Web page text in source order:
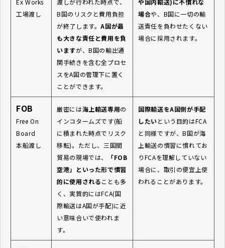
工場渡し
B国のリスクと費用負担
が終了します。A国が最
も大きな責任と費用を負
いますが、B国の輸出通
関手続きを含む全プロセ
スをA国の管理下に置く
ことができます。
場合や、B国に一切の輸
送責任を負わせたくない
場合に採用されます。
FOB
Free On
Board
本船渡し
厳密には海上輸送専用の
インコタームズです(船
に積まれた時点でリスク
移転)。ただし、三国間
貿易の現場では、
「FOB
空港」といった形で慣習
的に使用されることも多
く、実質的にはFCA(国
際輸送はA国が手配)に近
い意味合いで使われま
す。
国際輸送をA国側が手配
したいという目的はFCA
と同様ですが、B国が海
上輸送の慣習に慣れてお
りFCAを理解していない
場合に、取引の便宜上使
われることがあります。